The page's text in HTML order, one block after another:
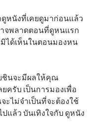
ดูหนังที่เคยดูมาก่อนแล้ว
าจพลาดตอนที่ดูหนแรก
ได้เห็นในตอนมองหน
ชินจะมีผลให้คุณ
ครับ เป็นการมองเพื่อ
ะไม่จำเป็นที่จะต้องใช้
แล้ว บันเทิงใจกับ ดูหนัง